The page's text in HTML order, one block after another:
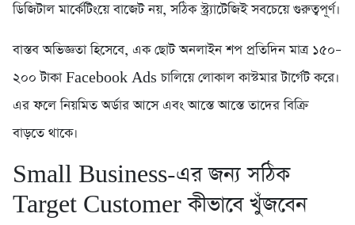
ডিজিটাল মার্কেটিংয়ে বাজেট নয়, সঠিক স্ট্র্যাটেজিই সবচেয়ে গুরুত্বপূর্ণ।
বাস্তব অভিজ্ঞতা হিসেবে, এক ছোট অনলাইন শপ প্রতিদিন মাত্র ১৫০–
২০০ টাকা Facebook Ads চালিয়ে লোকাল কাস্টমার টার্গেট করে।
এর ফলে নিয়মিত অর্ডার আসে এবং আস্তে আস্তে তাদের বিক্রি
বাড়তে থাকে।
Small Business-এর জন্য সঠিক
Target Customer কীভাবে খুঁজবেন